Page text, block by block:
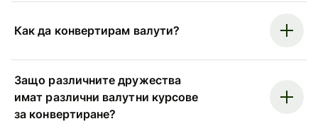
Как да конвертирам валути?
Защо различните дружества
имат различни валутни курсове
за конвертиране?